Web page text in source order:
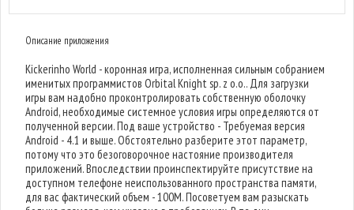
Описание приложения
Kickerinho World - коронная игра, исполненная сильным собранием
именитых программистов Orbital Knight sp. z o.o.. Для загрузки
игры вам надобно проконтролировать собственную оболочку
Android, необходимые системное условия игры определяются от
полученной версии. Под ваше устройство - Требуемая версия
Android - 4.1 и выше. Обстоятельно разберите этот параметр,
потому что это безоговорочное настояние производителя
приложений. Впоследствии проинспектируйте присутствие на
доступном телефоне неиспользованного пространства памяти,
для вас фактический объем - 100M. Посоветуем вам разыскать